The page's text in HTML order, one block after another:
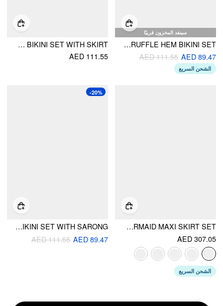
سينفد المخزون قريبًا
SHAPING SOLID RUFFLE HEM BIKINI SET
AED 89.47
AED 111.55
الشحن السريع
HALTER NECKLINE FLORAL RING LINKED LOW RISE TRIANGLE BIKINI SET WITH SKIRT
AED 111.55
LACE SCULPTURAL EMBROIDERY FLORAL CORSET TOP & HIGH RISE MERMAID MAXI SKIRT SET
AED 307.05
الشحن السريع
-20%
TEXTURED HALTER NECKLINE STRIPED LETTUCE TRIM TRIANGLE BIKINI SET WITH SARONG
AED 89.47
AED 111.55